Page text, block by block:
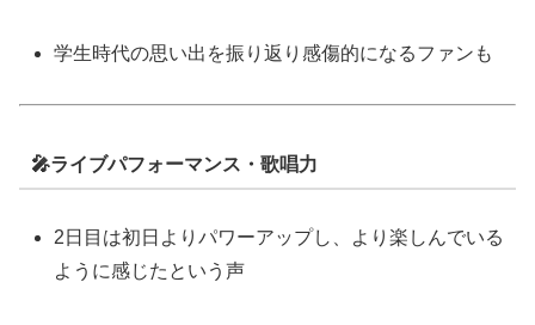
学生時代の思い出を振り返り感傷的になるファンも
🎤ライブパフォーマンス・歌唱力
2日目は初日よりパワーアップし、より楽しんでいる
ように感じたという声